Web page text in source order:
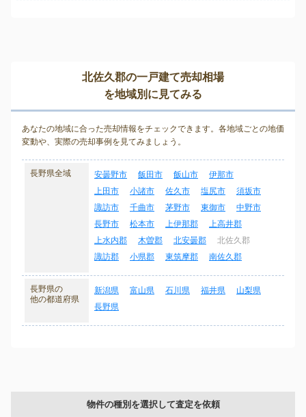
北佐久郡の一戸建て売却相場
を地域別に見てみる
あなたの地域に合った売却情報をチェックできます。各地域ごとの地価
変動や、実際の売却事例を見てみましょう。
長野県全域 安曇野市 飯田市 飯山市
伊那市
上田市
小諸市 佐久市 塩尻市
須坂市
諏訪市
千曲市 茅野市 東御市
中野市
長野市
松本市 上伊那郡
上高井郡
上水内郡
木曽郡 北安曇郡
北佐久郡
諏訪郡
小県郡 東筑摩郡 南佐久郡
長野県の
他の都道府県
新潟県 富山県 石川県 福井県
山梨県
長野県
物件の種別を選択して査定を依頼